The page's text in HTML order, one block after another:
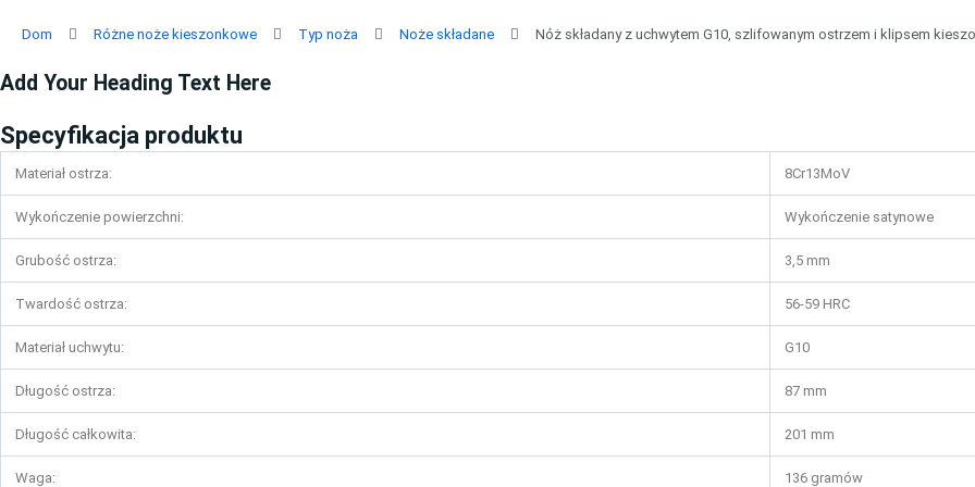
Dom Różne noże kieszonkowe Typ noża Noże składane Nóż składany z uchwytem G10, szlifowanym ostrzem i klipsem
Add Your Heading Text Here
Specyfikacja produktu
Materiał ostrza: 8Cr13MoV
Wykończenie powierzchni: Wykończenie satynowe
Grubość ostrza: 3,5 mm
Twardość ostrza: 56-59 HRC
Materiał uchwytu: G10
Długość ostrza: 87 mm
Długość całkowita: 201 mm
Waga: 136 gramów